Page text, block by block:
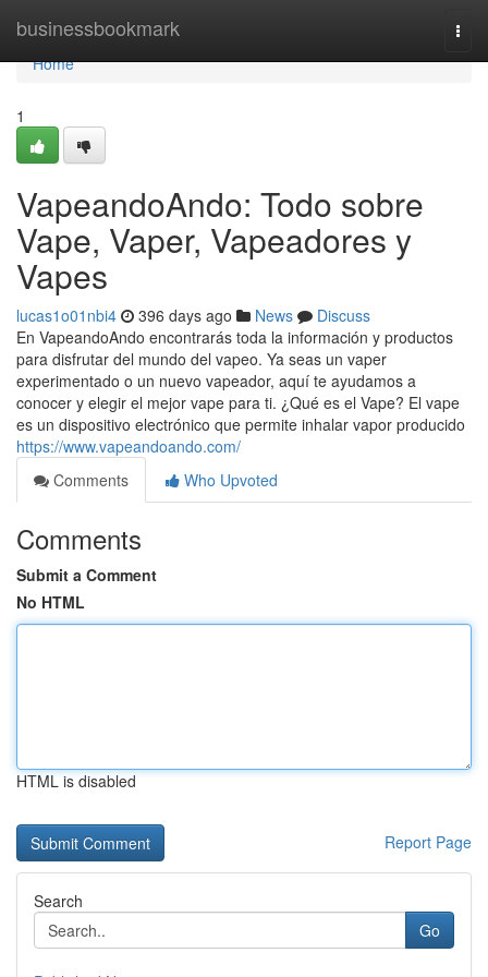
businessbookmark
Home
Home
1
VapeandoAndo: Todo sobre
Vape, Vaper, Vapeadores y
Vapes
lucas1o01nbi4 396 days ago News
Discuss
En VapeandoAndo encontrarás toda la información y productos
para disfrutar del mundo del vapeo. Ya seas un vaper
experimentado o un nuevo vapeador, aquí te ayudamos a
conocer y elegir el mejor vape para ti. ¿Qué es el Vape? El vape
es un dispositivo electrónico que permite inhalar vapor producido
https://www.vapeandoando.com/
Comments
Who Upvoted
Comments
Submit a Comment
No HTML
HTML is disabled
Report Page
Search
Go